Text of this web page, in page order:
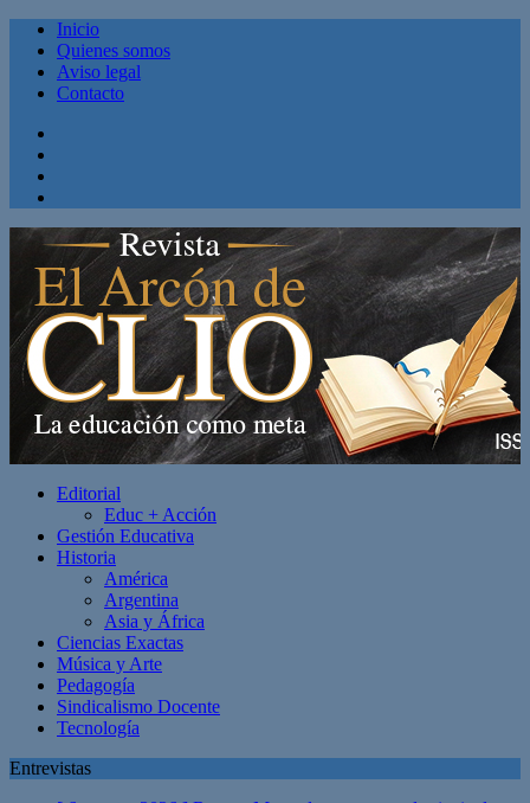
Inicio
Quienes somos
Aviso legal
Contacto
Editorial
Educ + Acción
Gestión Educativa
Historia
América
Argentina
Asia y África
Ciencias Exactas
Música y Arte
Pedagogía
Sindicalismo Docente
Tecnología
Entrevistas